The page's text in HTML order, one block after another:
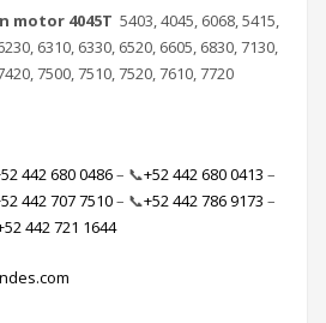
motor 4045T 5403, 4045, 6068, 5415,
6310, 6330, 6520, 6605, 6830, 7130,
7500, 7510, 7520, 7610, 7720
442 680 0486– 📞+52 442 680 0413 –
442 707 7510– 📞+52 442 786 9173 –
442 721 1644